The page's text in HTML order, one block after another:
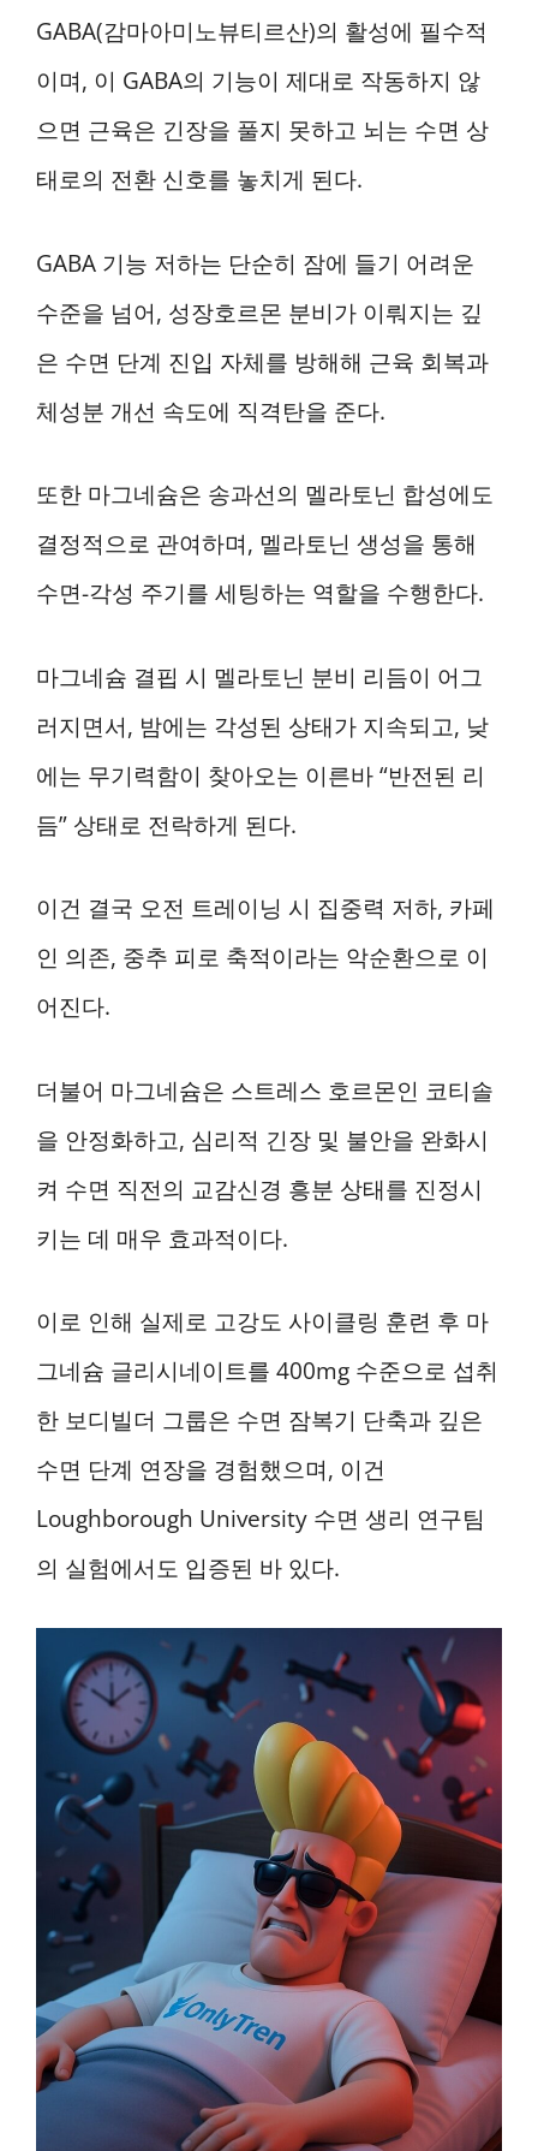
GABA(감마아미노뷰티르산)의 활성에 필수적
이며, 이 GABA의 기능이 제대로 작동하지 않
으면 근육은 긴장을 풀지 못하고 뇌는 수면 상
태로의 전환 신호를 놓치게 된다.
GABA 기능 저하는 단순히 잠에 들기 어려운
수준을 넘어, 성장호르몬 분비가 이뤄지는 깊
은 수면 단계 진입 자체를 방해해 근육 회복과
체성분 개선 속도에 직격탄을 준다.
또한 마그네슘은 송과선의 멜라토닌 합성에도
결정적으로 관여하며, 멜라토닌 생성을 통해
수면-각성 주기를 세팅하는 역할을 수행한다.
마그네슘 결핍 시 멜라토닌 분비 리듬이 어그
러지면서, 밤에는 각성된 상태가 지속되고, 낮
에는 무기력함이 찾아오는 이른바 “반전된 리
듬” 상태로 전락하게 된다.
이건 결국 오전 트레이닝 시 집중력 저하, 카페
인 의존, 중추 피로 축적이라는 악순환으로 이
어진다.
더불어 마그네슘은 스트레스 호르몬인 코티솔
을 안정화하고, 심리적 긴장 및 불안을 완화시
켜 수면 직전의 교감신경 흥분 상태를 진정시
키는 데 매우 효과적이다.
이로 인해 실제로 고강도 사이클링 훈련 후 마
그네슘 글리시네이트를 400mg 수준으로 섭취
한 보디빌더 그룹은 수면 잠복기 단축과 깊은
수면 단계 연장을 경험했으며, 이건
Loughborough University 수면 생리 연구팀
의 실험에서도 입증된 바 있다.